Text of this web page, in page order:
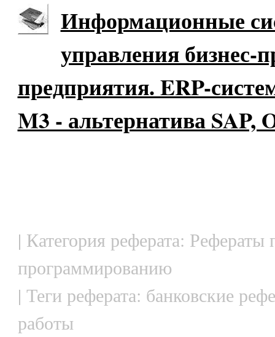
Информационные
управления бизнес-
предприятия. ERP-
M3 - альтернатива SAP,
| Категория реферата:
программированию
| Теги реферата: банковские
работы